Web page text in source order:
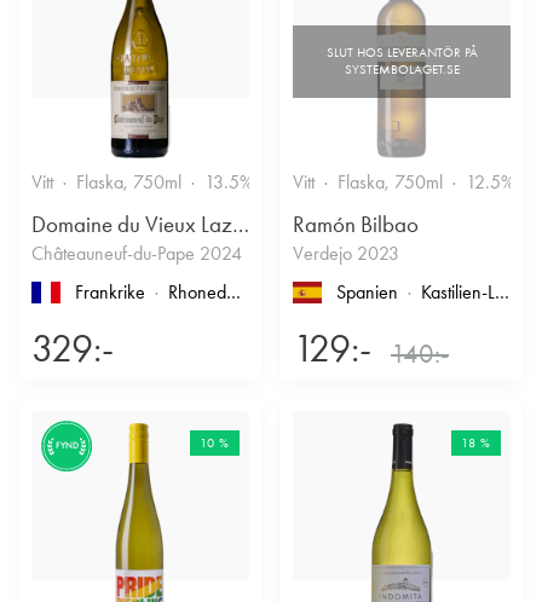
Vitt Flaska, 750ml 13.5%
Domaine du Vieux Lazaret
Châteauneuf-du-Pape 2024
Frankrike
Rhonedalen , Châteauneuf-du-Pape
329:-
Vitt Flaska, 750ml 12.5%
Ramón Bilbao
Verdejo 2023
Spanien
Kastilien-León
129:- 140:-
FYND 10 % 18 %